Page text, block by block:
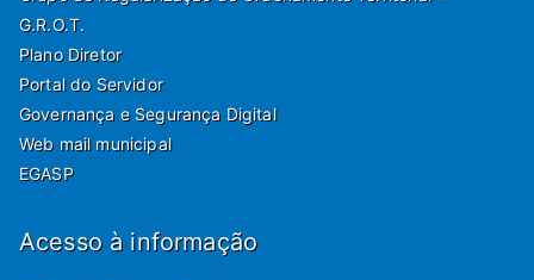
G.R.O.T.
Plano Diretor
Portal do Servidor
Governança e Segurança Digital
Web mail municipal
EGASP
Acesso à informação